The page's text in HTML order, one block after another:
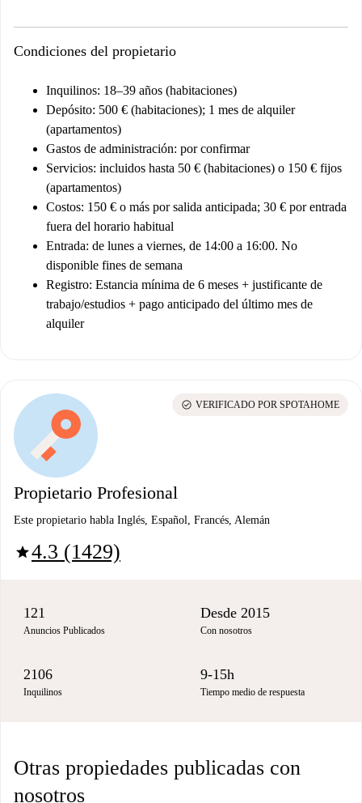
Condiciones del propietario
Inquilinos: 18–39 años (habitaciones)
Depósito: 500 € (habitaciones); 1 mes de alquiler
(apartamentos)
Gastos de administración: por confirmar
Servicios: incluidos hasta 50 € (habitaciones) o 150 € fijos
(apartamentos)
Costos: 150 € o más por salida anticipada; 30 € por entrada
fuera del horario habitual
Entrada: de lunes a viernes, de 14:00 a 16:00. No
disponible fines de semana
Registro: Estancia mínima de 6 meses + justificante de
trabajo/estudios + pago anticipado del último mes de
alquiler
Propietario Profesional
Este propietario habla Inglés, Español, Francés, Alemán
star4.3 (1429)
check_circle VERIFICADO POR SPOTAHOME
121
Anuncios Publicados
Desde 2015
Con nosotros
2106
Inquilinos
9-15h
Tiempo medio de respuesta
Otras propiedades publicadas con
nosotros